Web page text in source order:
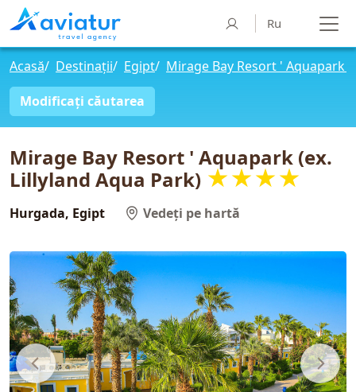
Ru
Acasă/ Destinații/ Egipt/ Mirage Bay Resort ' Aquapark
Modificați căutarea
Mirage Bay Resort ' Aquapark (ex.
Lillyland Aqua Park) ★★★★
Hurgada, Egipt Vedeți pe hartă